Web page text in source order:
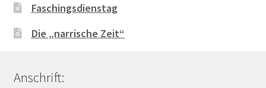
Faschingsdienstag
Die „narrische Zeit“
Anschrift: